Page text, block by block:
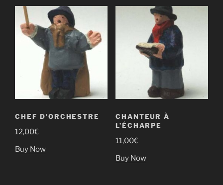
CHEF D’ORCHESTRE
12,00€
Buy Now
CHANTEUR À
L’ÉCHARPE
11,00€
Buy Now